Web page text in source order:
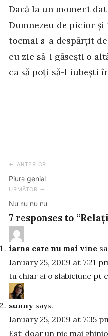
Dacă la un moment
Dumnezeu de picior
tocmai s-a despărțit
eu zic să-i găsești o
ca să poți să-l iubești
Post
navigation
← ANTERIOR
Piure genial
URMĂTOR →
Nu nu nu nu
7 responses to
iarna care nu mai vine
January 25, 2009 at 7:21
tu chiar ai o slabiciune pt
sunny says:
January 25, 2009 at 7:35
Esti doar un pic mai